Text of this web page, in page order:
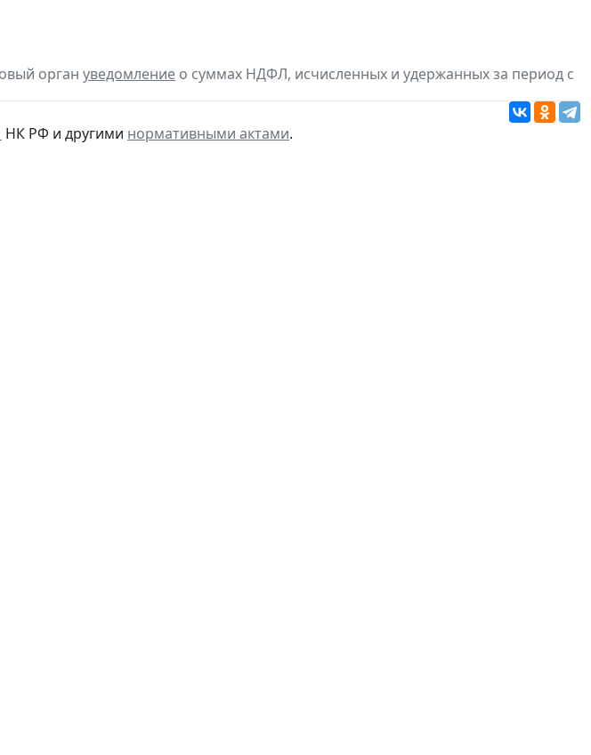
орган уведомление о суммах НДФЛ, исчисленных и удержанных за период с
НК РФ и другими нормативными актами.